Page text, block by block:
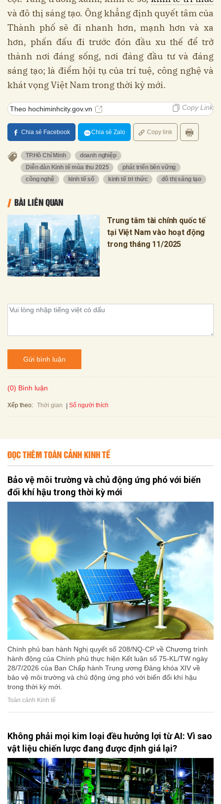
và đô thị sáng tạo. Ông khẳng định quyết tâm của
Thành phố sẽ đi nhanh hơn, mạnh hơn và xa
hơn, phấn đấu đi trước đón đầu xu thế để trở
thành nơi đáng sống, nơi đáng đầu tư và đáng
sáng tạo; là điểm hội tụ của trí tuệ, công nghệ và
khát vọng Việt Nam trong thời kỳ mới.
Theo hochiminhcity.gov.vn Copy Link
Chia sẻ Facebook Chia sẻ Zalo Copy link
TP.Hồ Chí Minh
doanh nghiệp
Diễn đàn Kinh tế mùa thu 2025
phát triển bền vững
công nghệ
kinh tế số kinh tế tri thức đô thị sáng tạo
BÀI LIÊN QUAN
Trung tâm tài chính quốc tế
tại Việt Nam vào hoạt động
trong tháng 11/2025
Gửi bình luận
(0) Bình luận
Xếp theo: Thời gian Số người thích
ĐỌC THÊM TOÀN CẢNH KINH TẾ
Bảo vệ môi trường và chủ động ứng phó với biến
đổi khí hậu trong thời kỳ mới
Chính phủ ban hành Nghị quyết số 208/NQ-CP về Chương trình
hành động của Chính phủ thực hiện Kết luận số 75-KL/TW ngày
28/7/2026 của Ban Chấp hành Trung ương Đảng khóa XIV về
bảo vệ môi trường và chủ động ứng phó với biến đổi khí hậu
trong thời kỳ mới.
Toàn cảnh Kinh tế
Không phải mọi kim loại đều hưởng lợi từ AI: Vì sao
vật liệu chiến lược đang được định giá lại?